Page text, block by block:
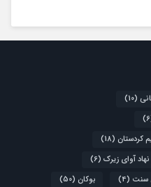
(10)
کردستان (18)
آوای زیرک (6)
سنت (4) بوکان (50)